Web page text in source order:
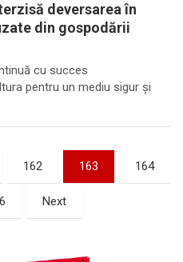
deversarea în
din gospodării
cu succes
pentru un mediu sigur și
162 163 164
Next